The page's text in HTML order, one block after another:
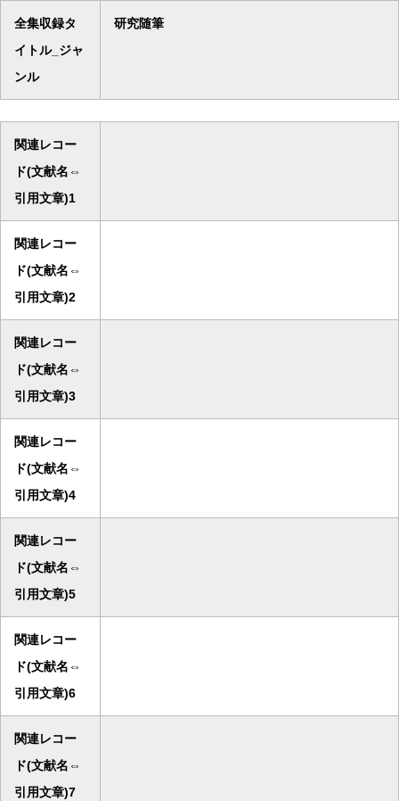
全集収録タ
イトル_ジャ
ンル
研究随筆
関連レコー
ド(文献名⇔
引用文章)1
関連レコー
ド(文献名⇔
引用文章)2
関連レコー
ド(文献名⇔
引用文章)3
関連レコー
ド(文献名⇔
引用文章)4
関連レコー
ド(文献名⇔
引用文章)5
関連レコー
ド(文献名⇔
引用文章)6
関連レコー
ド(文献名⇔
引用文章)7